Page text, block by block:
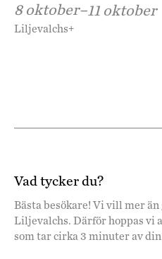
8 oktober–11 oktober
Liljevalchs+
Vad tycker du?
Bästa besökare! Vi vill mer
Liljevalchs. Därför hoppas vi
som tar cirka 3 minuter av